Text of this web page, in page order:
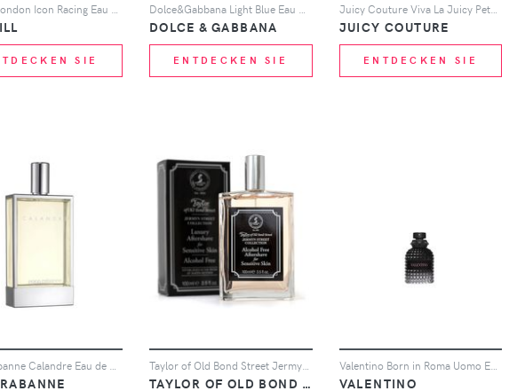
SIE
DOLCE & GABBANA
ENTDECKEN SIE
Juicy Couture Viva La Juicy Petals Please Eau de Parfum 100ml
JUICY COUTURE
ENTDECKEN SIE
Taylor of Old Bond Street Jermyn Street Aftershave 100ml
TAYLOR OF OLD BOND STREET
Valentino Born in Roma Uomo Eau de Toilette - 50ml
VALENTINO